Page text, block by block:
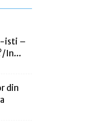
isti –
In...
din